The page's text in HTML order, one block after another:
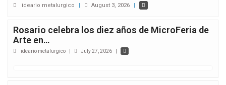
ideario metalurgico August 3, 2026
Rosario celebra los diez años de MicroFeria de
Arte en…
ideario metalurgico July 27, 2026